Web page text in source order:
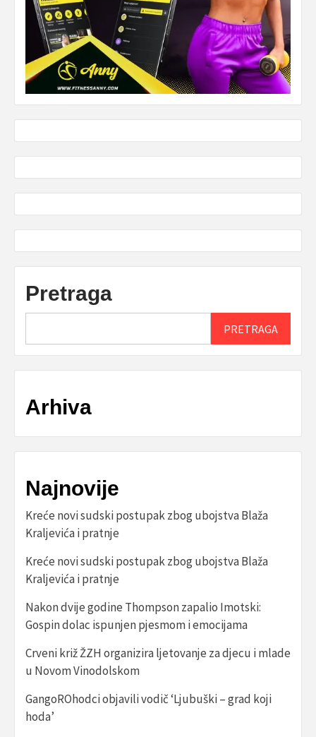
Pretraga
PRETRAGA
Arhiva
Najnovije
Kreće novi sudski postupak zbog ubojstva Blaža
Kraljevića i pratnje
Kreće novi sudski postupak zbog ubojstva Blaža
Kraljevića i pratnje
Nakon dvije godine Thompson zapalio Imotski:
Gospin dolac ispunjen pjesmom i emocijama
Crveni križ ŽZH organizira ljetovanje za djecu i mlade
u Novom Vinodolskom
GangoROhodci objavili vodič ‘Ljubuški – grad koji
hoda’